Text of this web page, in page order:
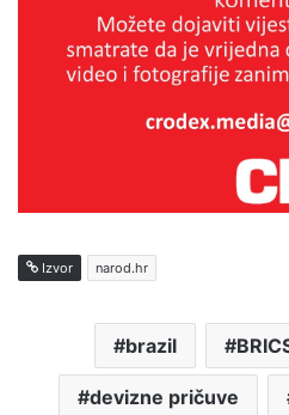
Izvor narod.hr
brazil
devizne pričuve